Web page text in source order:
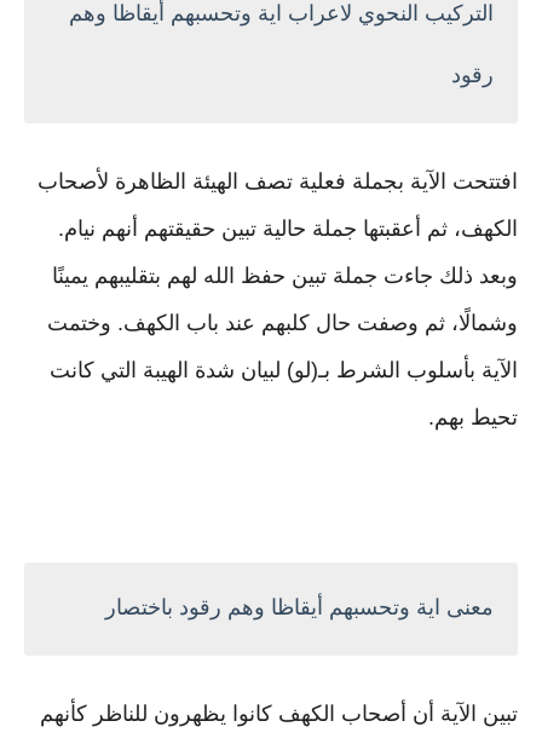
التركيب النحوي لاعراب اية وتحسبهم أيقاظا وهم
رقود
افتتحت الآية بجملة فعلية تصف الهيئة الظاهرة لأصحاب
الكهف، ثم أعقبتها جملة حالية تبين حقيقتهم أنهم نيام.
وبعد ذلك جاءت جملة تبين حفظ الله لهم بتقليبهم يمينًا
وشمالًا، ثم وصفت حال كلبهم عند باب الكهف. وختمت
الآية بأسلوب الشرط بـ(لو) لبيان شدة الهيبة التي كانت
تحيط بهم.
معنى اية وتحسبهم أيقاظا وهم رقود باختصار
تبين الآية أن أصحاب الكهف كانوا يظهرون للناظر كأنهم